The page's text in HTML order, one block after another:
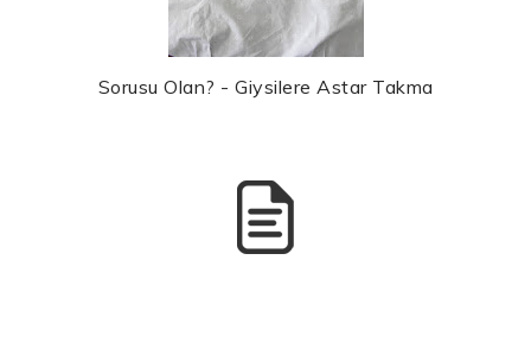
Sorusu Olan? - Giysilere Astar Takma